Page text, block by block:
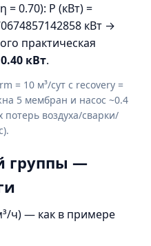
= 0.70): P (кВт) =
кВт →
практическая
0.40 кВт.
= 10 м³/сут с recovery =
5 мембран и насос ~0.4
потерь воздуха/сварки/
группы —
ч) — как в примере